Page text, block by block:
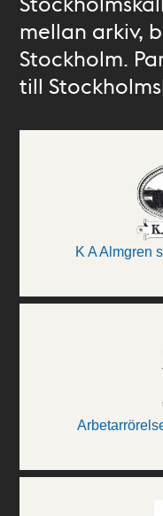
mellan arkiv,
Stockholm.
till
K A Almgren